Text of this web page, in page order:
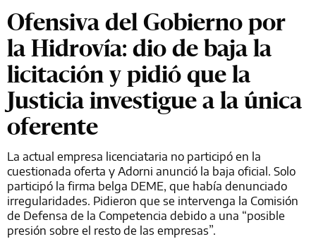
Ofensiva del Gobierno por
la Hidrovía: dio de baja la
licitación y pidió que la
Justicia investigue a la única
oferente
La actual empresa licenciataria no participó en la
cuestionada oferta y Adorni anunció la baja oficial. Solo
participó la firma belga DEME, que había denunciado
irregularidades. Pidieron que se intervenga la Comisión
de Defensa de la Competencia debido a una “posible
presión sobre el resto de las empresas”.